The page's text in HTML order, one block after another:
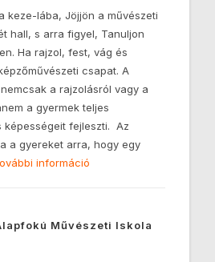
keze-lába, Jöjjön a művészeti
hall, s arra figyel, Tanuljon
Ha rajzol, fest, vág és
csapat. A
a rajzolásról vagy a
a gyermek teljes
képességeit fejleszti. Az
a gyereket arra, hogy egy
információ
Művészeti Iskola